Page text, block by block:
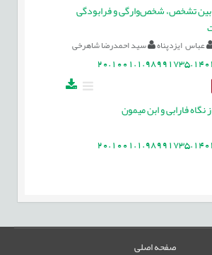
تشخص، شخص‌وارگی و فرابودگی
عباس ایزدپناه سید احمدرضا شاهرخی
فارابی و ابن میمون
صفحه اصلی